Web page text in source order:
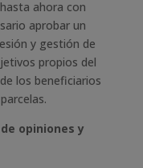
ahora con
aprobar un
y gestión de
propios del
los beneficiarios
opiniones y